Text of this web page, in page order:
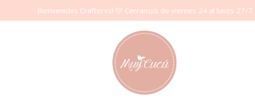
Bienvenidxs Crafterxs! 🩷 Cerramos de viernes 24 al lunes 27/7